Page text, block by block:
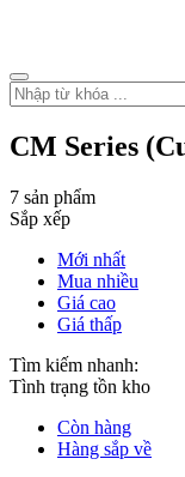
CM Series
7 sản phẩm
Sắp xếp
Mới nhất
Mua nhiều
Giá cao
Giá thấp
Tìm kiếm nhanh:
Tình trạng tồn kho
Còn hàng
Hàng sắp về